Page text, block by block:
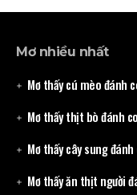
Mơ nhiều nhất
Mơ thấy cú mèo đánh
Mơ thấy thịt bò đánh
Mơ thấy cây sung
Mơ thấy ăn thịt người